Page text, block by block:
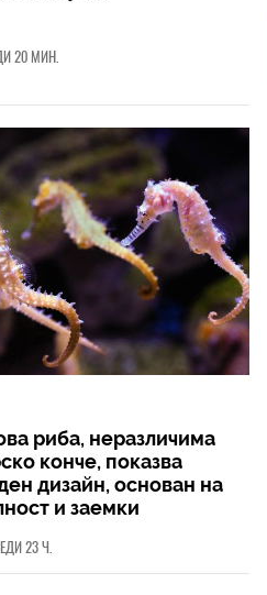
20 МИН.
риба, неразличима
конче, показва
дизайн, основан на
и заемки
23 Ч.